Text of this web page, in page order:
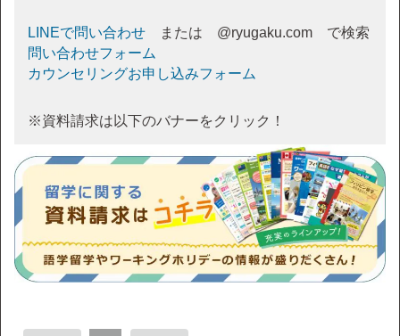
LINEで問い合わせ または @ryugaku.com で検索
問い合わせフォーム
カウンセリングお申し込みフォーム
※資料請求は以下のバナーをクリック！